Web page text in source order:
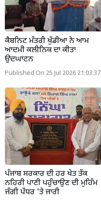
ਕੈਬਨਿਟ ਮੰਤਰੀ ਖੁੱਡੀਆ ਨੇ ਆਮ
ਆਦਮੀ ਕਲੀਨਿਕ ਦਾ ਕੀਤਾ
ਉਦਘਾਟਨ
Published On 25 Jul 2026 21:03:37
ਪੰਜਾਬ ਸਰਕਾਰ ਦੀ ਹਰ ਖੇਤ ਤੱਕ
ਨਹਿਰੀ ਪਾਣੀ ਪਹੁੰਚਾਉਣ ਦੀ ਮੁਹਿੰਮ
ਜੰਗੀ ਪੱਧਰ 'ਤੇ ਜਾਰੀ